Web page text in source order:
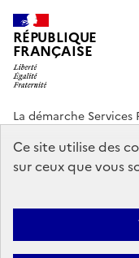
RÉPUBLIQUE
FRANÇAISE
La démarche
info.gouv.fr service-
data.gouv.fr
Footer
Plan du site
Ce site utilise des
sur ceux que vous